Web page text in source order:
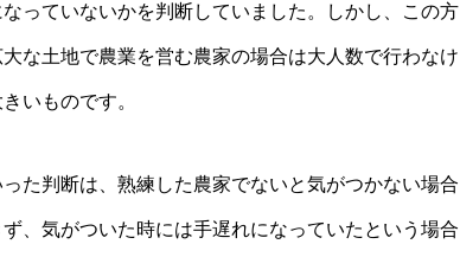
っていないかを判断していました。しかし、この方
な土地で農業を営む農家の場合は大人数で行わなけ
いものです。
た判断は、熟練した農家でないと気がつかない場合
、気がついた時には手遅れになっていたという場合